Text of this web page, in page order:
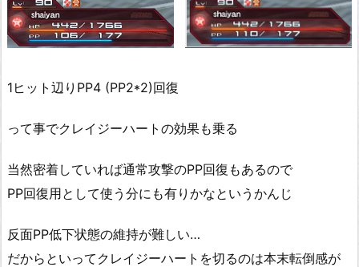
1ヒット辺りPP4 (PP2*2)回復
って事でクレイジーハートの効果も乗る
当然密着していれば通常攻撃のPP回復もあるので
PP回復用として使う分にも有りかなというかんじ
反面PP低下状態の維持が難しい…
だからといってクレイジーハートを切るのは本末転倒感が